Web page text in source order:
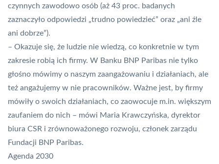
czynnych zawodowo osób (aż 43 proc. badanych
zaznaczyło odpowiedzi „trudno powiedzieć” oraz „ani źle
ani dobrze”).
– Okazuje się, że ludzie nie wiedzą, co konkretnie w tym
zakresie robią ich firmy. W Banku BNP Paribas nie tylko
głośno mówimy o naszym zaangażowaniu i działaniach, ale
też angażujemy w nie pracowników. Ważne jest, by firmy
mówiły o swoich działaniach, co zaowocuje m.in. większym
zaufaniem do nich – mówi Maria Krawczyńska, dyrektor
biura CSR i zrównoważonego rozwoju, członek zarządu
Fundacji BNP Paribas.
Agenda 2030